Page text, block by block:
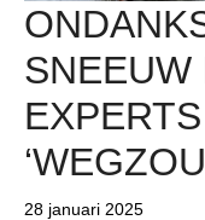
SNEEUW
28 januari 2025